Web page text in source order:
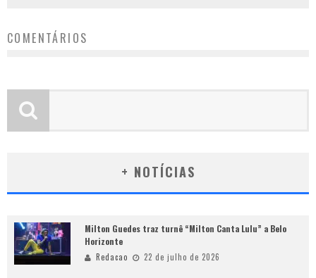
COMENTÁRIOS
+ NOTÍCIAS
Milton Guedes traz turnê “Milton Canta Lulu” a Belo
Horizonte
Redacao 22 de julho de 2026